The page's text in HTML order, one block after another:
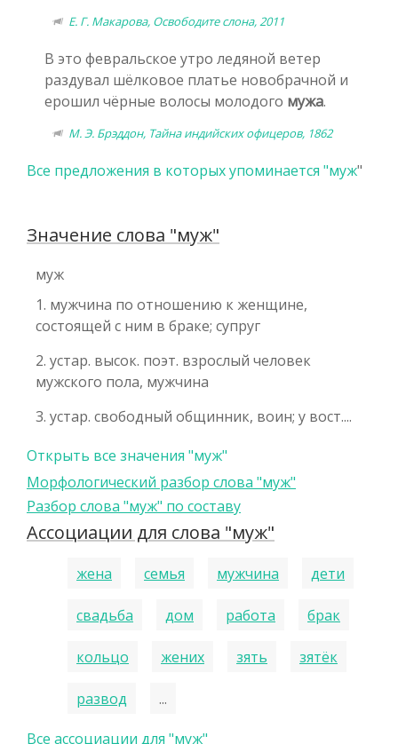
Е. Г. Макарова, Освободите слона, 2011
В это февральское утро ледяной ветер
раздувал шёлковое платье новобрачной и
ерошил чёрные волосы молодого мужа.
М. Э. Брэддон, Тайна индийских офицеров, 1862
Все предложения в которых упоминается "муж"
Значение слова "муж"
муж
1. мужчина по отношению к женщине,
состоящей с ним в браке; супруг
2. устар. высок. поэт. взрослый человек
мужского пола, мужчина
3. устар. свободный общинник, воин; у вост....
Открыть все значения "муж"
Морфологический разбор слова "муж"
Разбор слова "муж" по составу
Ассоциации для слова "муж"
жена семья мужчина дети
свадьба дом работа брак
кольцо жених зять зятёк
развод ...
Все ассоциации для "муж"